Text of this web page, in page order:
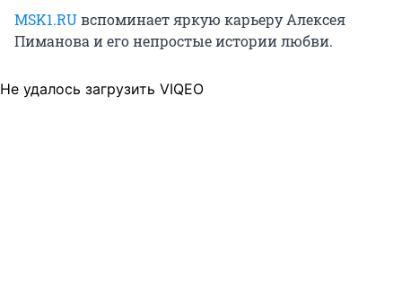
MSK1.RUвспоминает яркую карьеру Алексея
Пиманова и его непростые истории любви.
Не удалось загрузить VIQEO